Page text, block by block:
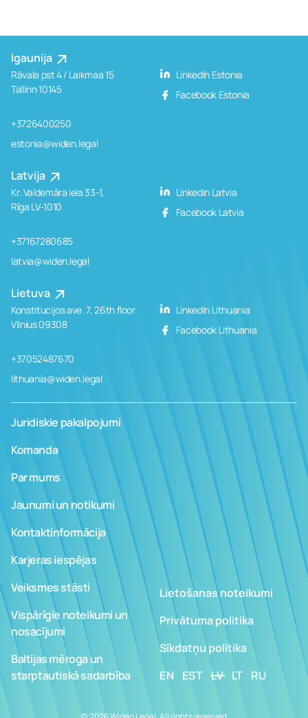
Igaunija
Rävala pst 4 / Laikmaa 15
Tallinn 10145
+3726400250
estonia@widen.legal
LinkedIn Estonia
Facebook Estonia
Latvija
Kr. Valdemāra iela 33-1,
Rīga LV-1010
+37167280685
latvia@widen.legal
Linkedin Latvia
Facebook Latvia
Lietuva
Konstitucijos ave. 7, 26th floor
Vilnius 09308
+37052487670
lithuania@widen.legal
LinkedIn Lithuania
Facebook Lithuania
Juridiskie pakalpojumi
Komanda
Par mums
Jaunumi un notikumi
Kontaktinformācija
Karjeras iespējas
Veiksmes stāsti
Vispārīgie noteikumi un
nosacījumi
Baltijas mēroga un
starptautiskā sadarbība
Lietošanas noteikumi
Privātuma politika
Sīkdatņu politika
EN EST LV LT RU